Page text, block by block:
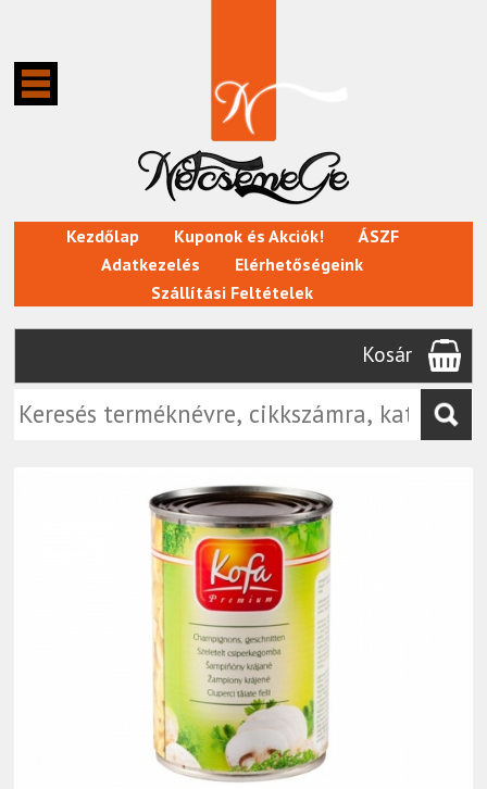
Kezdőlap Kuponok és Akciók!
ÁSZF
Adatkezelés
Elérhetőségeink
Szállítási Feltételek
Kosár